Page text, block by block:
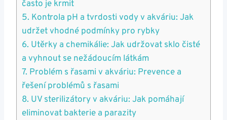
často ⁤je⁣ krmit
5. Kontrola pH a tvrdosti vody v akváriu: Jak
udržet vhodné podmínky pro rybky
6. Utěrky ⁤a chemikálie: Jak udržovat sklo čisté
a vyhnout se⁤ nežádoucím látkám
7. Problém s ​řasami v akváriu: Prevence⁣ a
řešení problémů s řasami
8. UV sterilizátory v akváriu: Jak pomáhají
eliminovat bakterie a parazity